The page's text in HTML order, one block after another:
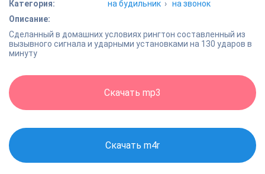
Категория:
на будильник ›на звонок
Описание:
Сделанный в домашних условиях рингтон составленный из
вызывного сигнала и ударными установками на 130 ударов в
минуту
Скачать mp3
Скачать m4r